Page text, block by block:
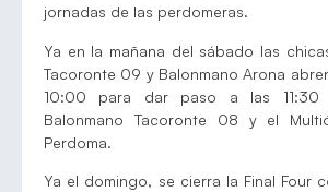
jornadas de las perdomeras.
Ya en la mañana del sábado las
Tacoronte 09 y Balonmano Arona
10:00 para dar paso a las 11:30
Balonmano Tacoronte 08 y el
Perdoma.
Ya el domingo, se cierra la Final Four